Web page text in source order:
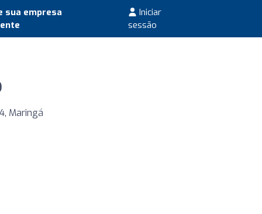
sua empresa
Iniciar
sessão
Maringá